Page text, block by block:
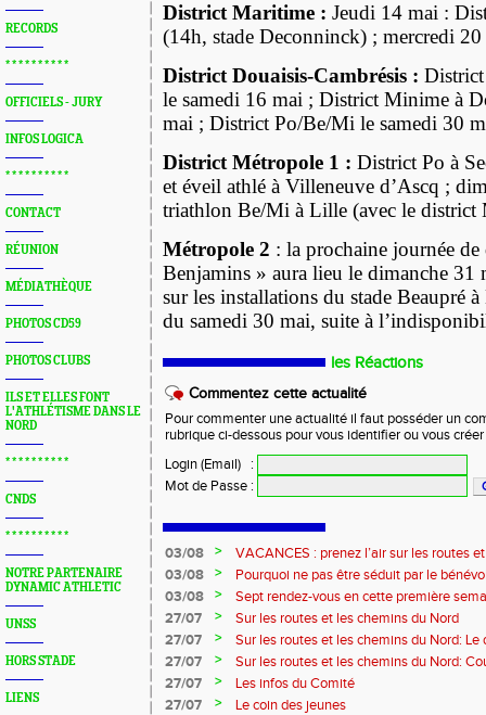
RECORDS
* * * * * * * * * *
OFFICIELS - JURY
INFOS LOGICA
* * * * * * * * * *
CONTACT
RÉUNION
MÉDIATHÈQUE
PHOTOS CD59
PHOTOS CLUBS
ILS ET ELLES FONT
L'ATHLÉTISME DANS LE
NORD
* * * * * * * * * *
CNDS
* * * * * * * * * *
NOTRE PARTENAIRE
DYNAMIC ATHLETIC
UNSS
HORS STADE
LIENS
District Maritime : Jeudi 14 mai :
(14h, stade Deconninck) ; mercredi
District Douaisis-Cambrésis :
le samedi 16 mai ; District Minime à
mai ; District Po/Be/Mi le samedi 30
District Métropole 1 : District Po à
et éveil athlé à Villeneuve d’Ascq ;
triathlon Be/Mi à Lille (avec le district
Métropole 2 : la prochaine journée
Benjamins » aura lieu le dimanche 31
sur les installations du stade Beaupré
du samedi 30 mai, suite à
les Réactions
Commentez cette actualité
Pour commenter une actualité il faut posséder un
rubrique ci-dessous pour vous identifier ou vous
Login (Email)
:
Mot de Passe :
03/08 >
VACANCES : prenez l’air sur les routes
03/08
>
Pourquoi ne pas être séduit par le
?...
03/08 >
Sept rendez-vous en cette première
27/07
>
Sur les routes et les chemins du Nord
27/07
>
Sur les routes et les chemins du Nord:
27/07
>
Sur les routes et les chemins du Nord:
Marque
27/07 >
Les infos du Comité
27/07
>
Le coin des jeunes